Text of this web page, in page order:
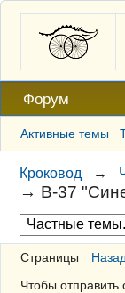
Форум
Активные темы
Кроковод →
→ В-37
Страницы Назад
Чтобы отправить